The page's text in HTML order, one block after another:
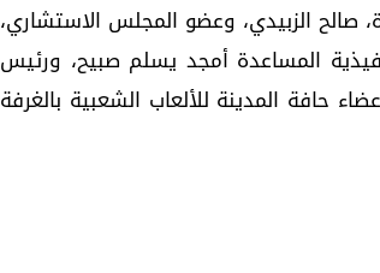
صالح الزبيدي، وعضو المجلس الاستشاري،
المساعدة أمجد يسلم صبيح، ورئيس
حافة المدينة للألعاب الشعبية بالغرفة